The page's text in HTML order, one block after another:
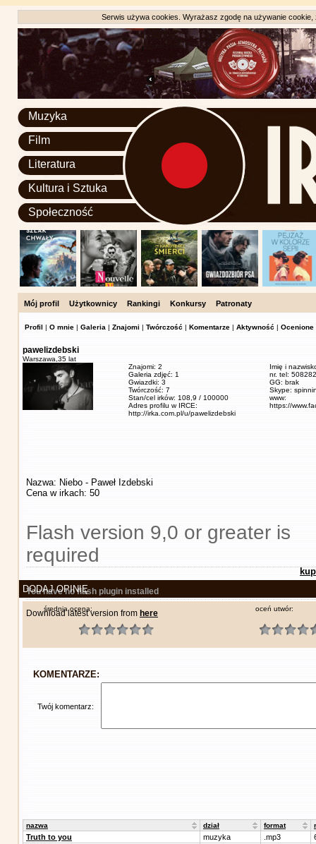
Serwis używa cookies. Wyrażasz zgodę na używanie
Muzyka
Film
Literatura
Kultura i Sztuka
Społeczność
Mój profil Użytkownicy Rankingi Konkursy Patronaty
Profil | O mnie | Galeria | Znajomi | Twórczość | Komentarze | Aktywność | Ocenione
pawelizdebski
Warszawa, 35 lat
Znajomi: 2
Galeria zdjęć: 1
Gwiazdki: 3
Twórczość: 7
Stan/cel irków: 108,9 / 100000
Adres profilu w IRCE:
http://irka.com.pl/u/pawelizdebski
Imię i
nr. tel:
GG: brak
Skype:
www:
https://
Nazwa: Niebo - Paweł Izdebski
Cena w irkach: 50
Flash version 9,0 or greater is
required
You have no flash plugin installed
Download latest version from here
DODAJ OPINIĘ
średnia ocena: oceń utwór:
KOMENTARZE:
Twój komentarz:
nazwa dział format
Truth to you muzyka .mp3